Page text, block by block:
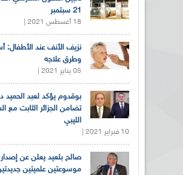
21 سبتمبر
18 أغسطس 2021 |
نزيف الأنف عند الأطفال:
وطرق علاجه
05 يناير 2021 |
بوقدوم يؤكد لعبد الحميد
تضامن الجزائر الثابت مع
الليبي
10 فبراير 2021 |
صالح بلعيد يعلن عن إصدار
موسوعتين علميتين